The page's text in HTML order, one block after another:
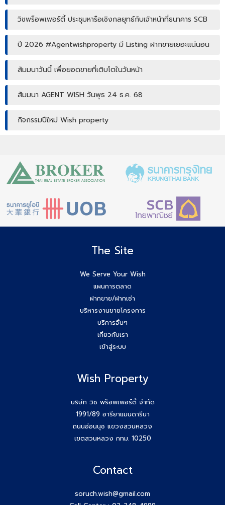
วิชพร็อพเพอร์ตี้ ประชุมหารือเชิงกลยุทธ์กับเจ้าหน้าที่ธนาคาร SCB
ปี 2026 #Agentwishproperty มี Listing ฝากขายเยอะแน่นอน
สัมมนาวันนี้ เพื่อยอดขายที่เติบโตในวันหน้า
สัมมนา AGENT WISH วันพุธ 24 ธ.ค. 68
กิจกรรมปีใหม่ Wish property
เปิดบ้านยังไง…ให้ปิดการขายได้ไวขึ้น? โดย #โค้ชโบว์
สัมมนา เตรียมพร้อมก่อนเริ่มสร้างบ้าน! ไขทุกข้อสงสัยเรื่อง ใบ
อนุญาตก่อสร้าง
Agent Wish ปิดการขายสำเร็จค่ะ!! คุณอรพรรณ (โบว์) 084-
ยกระดับสกิล Agent wish วันนี้สัมมนาทีม Wish Property
ขอบคุณกสิกรที่เข้าร่วมเป็นพันธมิตรของบริษัท #Wishproperty
สัมมนาสมาชิก Wish วันพุธที่ 26 พ.ย.68
Agent Wish ปิดการขายสำเร็จค่ะ!! คุณเอกรักษ์ (หนุ่ม) 064-
สร้างตัวตนให้ชัด สร้างโอกาสให้ใช่กับ #โค้ชก้อย
รับ Listing ฝากขายที่ดิน 100 ล้าน ได้ง่ายๆ ทำยังไง
วันพุธที่ 12 พ.ย 68 #สมาชิกWish เปิดโลกกว้างอีก 1 คอร์ส กับ
The Site
We Serve Your Wish
แผนการตลาด
ฝากขาย/ฝากเช่า
บริหารงานขายโครงการ
บริการอื่นๆ
เกี่ยวกับเรา
เข้าสู่ระบบ
Wish Property
บริษัท วิช พร็อพเพอร์ตี้ จำกัด
1991/89 อารียาแมนดารีนา
ถนนอ่อนนุช แขวงสวนหลวง
เขตสวนหลวง กทม. 10250
Contact
soruch.wish@gmail.com